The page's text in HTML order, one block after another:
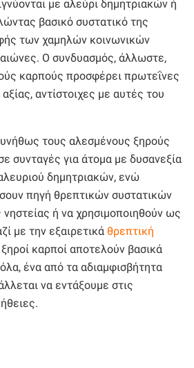
με αλεύρι δημητριακών ή
βασικό συστατικό της
των χαμηλών κοινωνικών
Ο συνδυασμός, άλλωστε,
καρπούς προσφέρει πρωτεΐνες
αντίστοιχες με αυτές του
τους αλεσμένους ξηρούς
συνταγές για άτομα με δυσανεξία
δημητριακών, ενώ
πηγή θρεπτικών συστατικών
νηστείας ή να χρησιμοποιηθούν ως
με την εξαιρετικά θρεπτική
ξηροί καρποί αποτελούν βασικά
ένα από τα αδιαμφισβήτητα
να εντάξουμε στις